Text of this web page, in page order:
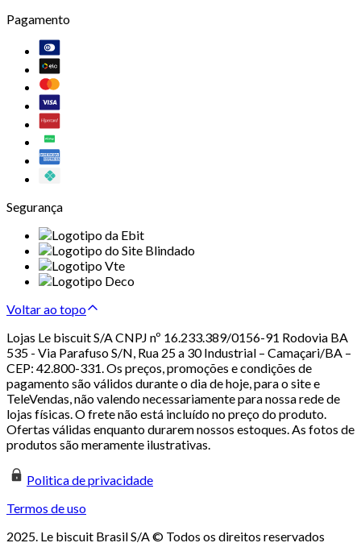
Pagamento
Segurança
Voltar ao topo
Lojas Le biscuit S/A CNPJ nº 16.233.389/0156-91 Rodovia BA
535 - Via Parafuso S/N, Rua 25 a 30 Industrial – Camaçari/BA –
CEP: 42.800-331. Os preços, promoções e condições de
pagamento são válidos durante o dia de hoje, para o site e
TeleVendas, não valendo necessariamente para nossa rede de
lojas físicas. O frete não está incluído no preço do produto.
Ofertas válidas enquanto durarem nossos estoques. As fotos de
produtos são meramente ilustrativas.
Politica de privacidade
Termos de uso
2025. Le biscuit Brasil S/A © Todos os direitos reservados